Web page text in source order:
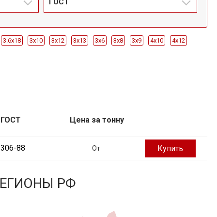
ГОСТ
3.6x18 3x10 3x12 3x13 3x6 3x8 3x9 4x10 4x12
ГОСТ Цена за тонну
88 От Купить
РФ